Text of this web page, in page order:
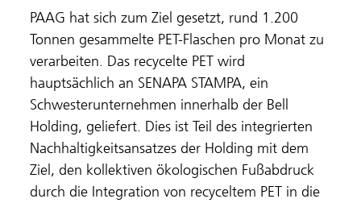
PAAG hat sich zum Ziel gesetzt, rund 1.200
Tonnen gesammelte PET-Flaschen pro Monat zu
verarbeiten. Das recycelte PET wird
hauptsächlich an SENAPA STAMPA, ein
Schwesterunternehmen innerhalb der Bell
Holding, geliefert. Dies ist Teil des integrierten
Nachhaltigkeitsansatzes der Holding mit dem
Ziel, den kollektiven ökologischen Fußabdruck
durch die Integration von recyceltem PET in die